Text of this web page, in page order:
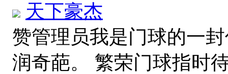
天下豪杰
赞管理员我是门球的一
润奇葩。 繁荣门球指时